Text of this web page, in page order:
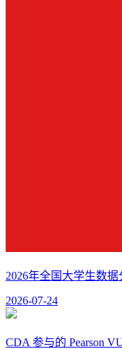
2026年全国大学生数
2026-07-24
CDA 参与的 Pearson